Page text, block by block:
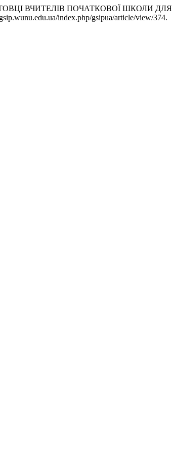
ВЧИТЕЛІВ ПОЧАТКОВОЇ ШКОЛИ
index.php/gsipua/article/view/374.